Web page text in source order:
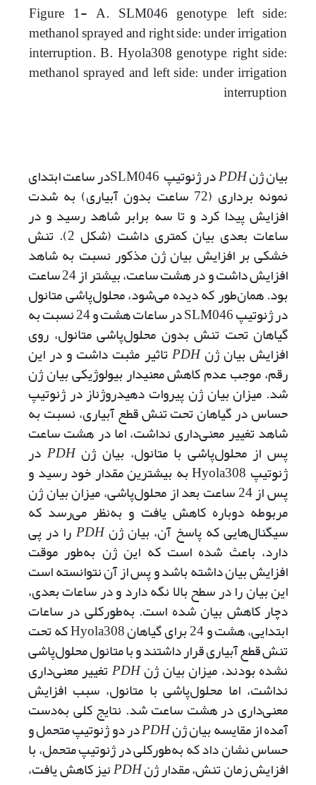
Figure 1- A. SLM046 genotype, left side:
methanol sprayed and right side: under irrigation
interruption. B. Hyola308 genotype, right side:
methanol sprayed and left side: under irrigation
interruption
بیان ژنPDH در ژنوتیپ SLM046در ساعت ابتدای
نمونه برداری (72 ساعت بدون آبیاری) به شدت
افزایش پیدا کرد و تا سه برابر شاهد رسید و در
ساعات بعدی بیان کمتری داشت (شکل 2). تنش
خشکی بر افزایش بیان ژن مذکور نسبت به شاهد
افزایش داشت و در هشت ساعت، بیشتر از 24 ساعت
بود. همان‌طور که دیده می‌شود، محلول‌پاشی متانول
در ژنوتیپ SLM046 در ساعات هشت و 24 نسبت به
گیاهان تحت تنش بدون محلول‌پاشی متانول، روی
افزایش بیان ژنPDHتاثیر مثبت داشت و در این
رقم، موجب عدم کاهش معنی­دار بیولوژیکی بیان ژن
شد. میزان بیان ژن پیروات دهیدروژناز در ژنوتیپ
حساس در گیاهان تحت تنش قطع آبیاری، نسبت به
شاهد تغییر معنی‌داری نداشت، اما در هشت ساعت
پس از محلول‌پاشی با متانول، بیان ژنPDH در
ژنوتیپ Hyola308 به بیشترین مقدار خود رسید و
پس از 24 ساعت بعد از محلول‌پاشی، میزان بیان ژن
مربوطه دوباره کاهش یافت و به‌نظر می‌رسد که
سیگنال‌هایی که پاسخ آن، بیان ژنPDHرا در پی
دارد، باعث شده است که این ژن به‌طور موقت
افزایش بیان داشته باشد و پس از آن نتوانسته است
این بیان را در سطح بالا نگه دارد و در ساعات بعدی،
دچار کاهش بیان شده است. به‌طور‌کلی در ساعات
ابتدایی، هشت و 24 برای گیاهان Hyola308 که تحت
تنش قطع آبیاری قرار داشتند و با متانول محلول‌پاشی
نشده بودند، میزان بیان ژنPDHتغییر معنی‌داری
نداشت، اما محلول‌پاشی با متانول، سبب افزایش
معنی‌داری در هشت ساعت شد. نتایج کلی به‌دست
آمده از مقایسه بیان ژنPDHدر دو ژنوتیپ متحمل و
حساس نشان داد که به‌طورکلی در ژنوتیپ متحمل، با
افزایش زمان تنش، مقدار ژنPDHنیز کاهش یافت،